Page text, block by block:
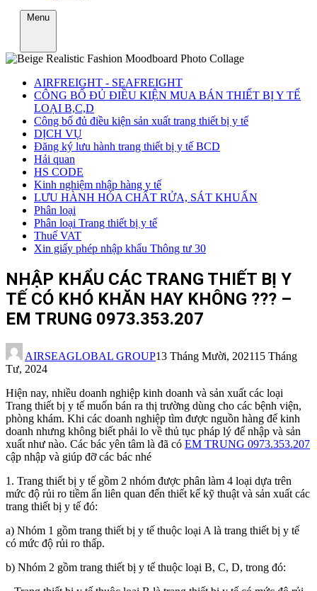
Menu
AIRFREIGHT - SEAFREIGHT
CÔNG BỐ ĐỦ ĐIỀU KIỆN MUA BÁN THIẾT BỊ Y TẾ
LOẠI B,C,D
Công bố đủ điều kiện sản xuất trang thiết bị y tế
DỊCH VỤ
Đăng ký lưu hành trang thiết bị y tế BCD
Hải quan
HS CODE
Kinh nghiệm nhập hàng y tế
LƯU HÀNH HÓA CHẤT RỬA, SÁT KHUẨN
Phân loại
Phân loại Trang thiết bị y tế
Thuế VAT
Xin giấy phép nhập khẩu Thông tư 30
NHẬP KHẨU CÁC TRANG THIẾT BỊ Y
TẾ CÓ KHÓ KHĂN HAY KHÔNG ??? –
EM TRUNG 0973.353.207
AIRSEAGLOBAL GROUP13 Tháng Mười, 202115 Tháng
Tư, 2024
Hiện nay, nhiều doanh nghiệp kinh doanh và sản xuất các loại
Trang thiết bị y tế muốn bán ra thị trường dùng cho các bệnh viện,
phòng khám. Khi các doanh nghiệp tìm được nguồn hàng để kinh
doanh nhưng không biết phải lo về thủ tục pháp lý để nhập và sản
xuất như nào. Các bác yên tâm là đã có EM TRUNG 0973.353.207
cập nhập và giúp đỡ các bác nhé
1. Trang thiết bị y tế gồm 2 nhóm được phân làm 4 loại dựa trên
mức độ rủi ro tiềm ẩn liên quan đến thiết kế kỹ thuật và sản xuất các
trang thiết bị y tế đó:
a) Nhóm 1 gồm trang thiết bị y tế thuộc loại A là trang thiết bị y tế
có mức độ rủi ro thấp.
b) Nhóm 2 gồm trang thiết bị y tế thuộc loại B, C, D, trong đó: